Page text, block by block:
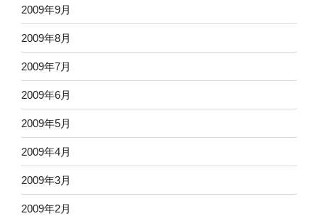
2009年9月
2009年8月
2009年7月
2009年6月
2009年5月
2009年4月
2009年3月
2009年2月